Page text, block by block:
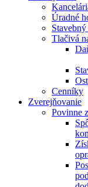
Úradné
Stavebný
Tlačivá
Cenníky
Zverejňovanie
Povinne